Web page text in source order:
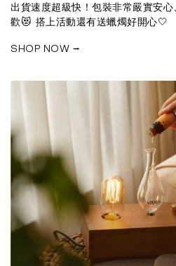
出貨速度超級快！包裝非常嚴實安
歡😻 搭上活動還有送蠟燭好開心🤍
SHOP NOW ⭢